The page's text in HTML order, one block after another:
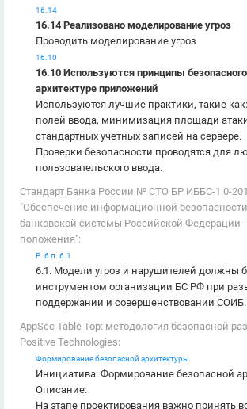
16.14
16.14 Реализовано моделирование угроз
Проводить моделирование угроз
16.10
16.10 Используются принципы
архитектуре приложений
Используются лучшие практики, такие
полей ввода, минимизация площади
стандартных учетных записей на сервере.
Проверки безопасности проводятся для
пользовательского ввода.
Стандарт Банка России № СТО БР ИББС-1.0-
"Обеспечение информационной
банковской системы Российской Федерации
положения":
Р. 6 п. 6.1
6.1. Модели угроз и нарушителей должны
инструментом организации БС РФ при
поддержании и совершенствовании СОИБ.
AppSec Table Top: методология безопасной
Positive Technologies:
Формирование безопасной архитектуры
Инициатива: Формирование безопасной
Описание:
На этапе проектирования важно принять